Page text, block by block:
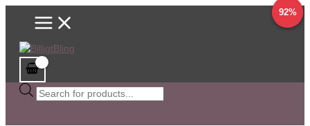
HoppaMain
Sök
efter
Det
ursprungliga
var:
Det
Solglasögon
med
spegelglas
mängd
92%
Det
Det
92%